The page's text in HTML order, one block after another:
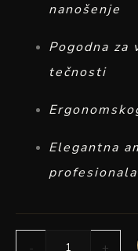
nanošenje
Pogodna za
tečnosti
Elegantna
- +